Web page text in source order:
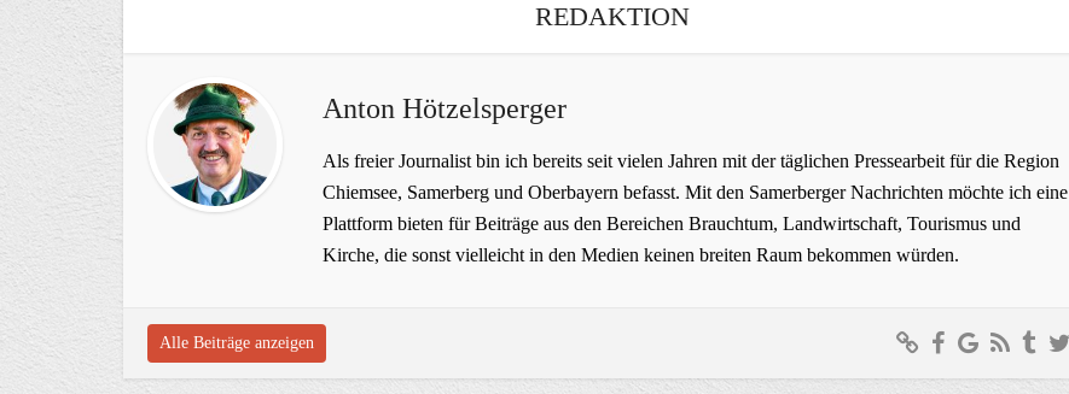
REDAKTION
Anton Hötzelsperger
Als freier Journalist bin ich bereits seit vielen Jahren mit der täglichen Pressearbeit für die Region
Chiemsee, Samerberg und Oberbayern befasst. Mit den Samerberger Nachrichten möchte ich eine
Plattform bieten für Beiträge aus den Bereichen Brauchtum, Landwirtschaft, Tourismus und
Kirche, die sonst vielleicht in den Medien keinen breiten Raum bekommen würden.
Alle Beiträge anzeigen